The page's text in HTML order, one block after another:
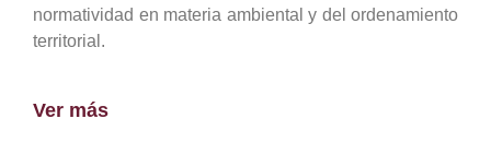
normatividad en materia ambiental y del ordenamiento
territorial.
Ver más